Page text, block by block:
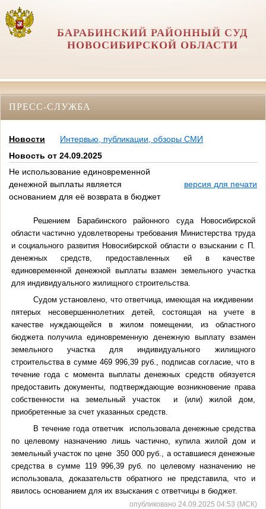
БАРАБИНСКИЙ РАЙОННЫЙ СУД
НОВОСИБИРСКОЙ ОБЛАСТИ
ПРЕСС-СЛУЖБА
Новости
Интервью, публикации, обзоры СМИ
Новость от 24.09.2025
Не использование единовременной
денежной выплаты является
основанием для её возврата в бюджет
версия для печати
Решением Барабинского районного суда Новосибирской
области частично удовлетворены требования Министерства труда
и социального развития Новосибирской области о взыскании с П.
денежных средств, предоставленных ей в качестве
единовременной денежной выплаты взамен земельного участка
для индивидуального жилищного строительства.
Судом установлено, что ответчица, имеющая на иждивении
пятерых несовершеннолетних детей, состоящая на учете в
качестве нуждающейся в жилом помещении, из областного
бюджета получила единовременную денежную выплату взамен
земельного участка для индивидуального жилищного
строительства в сумме 469 996,39 руб., подписав согласие, что в
течение года с момента выплаты денежных средств обязуется
предоставить документы, подтверждающие возникновение права
собственности на земельный участок и (или) жилой дом,
приобретенные за счет указанных средств.
В течение года ответчик использовала денежные средства
по целевому назначению лишь частично, купила жилой дом и
земельный участок по цене 350 000 руб., а оставшиеся денежные
средства в сумме 119 996,39 руб. по целевому назначению не
использовала, доказательств обратного не представила, что и
явилось основанием для их взыскания с ответчицы в бюджет.
опубликовано 24.09.2025 04:53 (МСК)